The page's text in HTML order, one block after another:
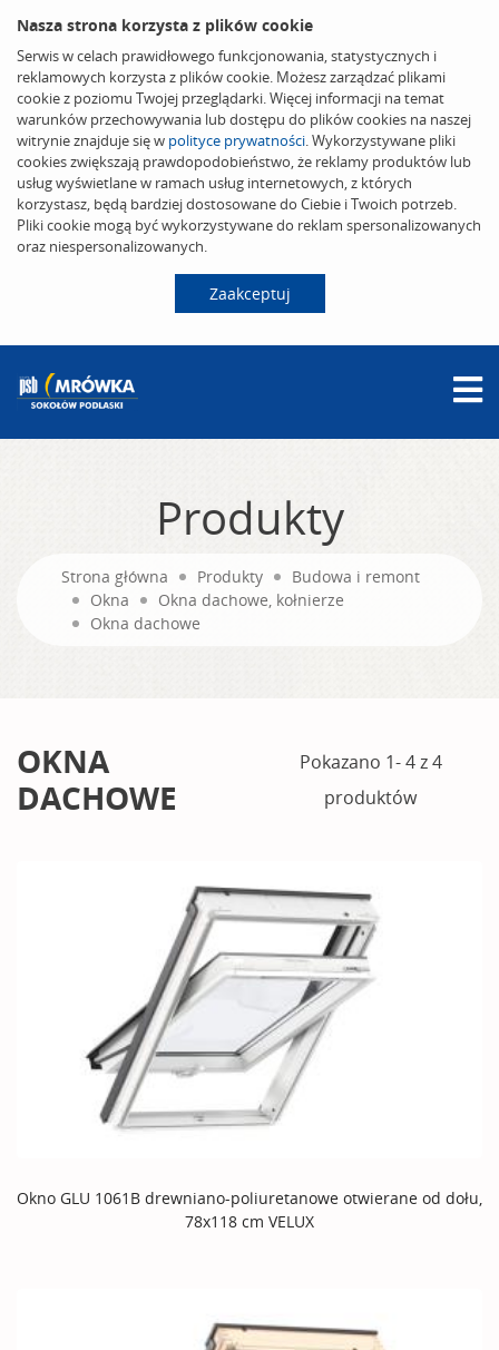
Nasza strona korzysta z plików cookie
Serwis w celach prawidłowego funkcjonowania, statystycznych i
reklamowych korzysta z plików cookie. Możesz zarządzać plikami
cookie z poziomu Twojej przeglądarki. Więcej informacji na temat
warunków przechowywania lub dostępu do plików cookies na naszej
witrynie znajduje się w polityce prywatności. Wykorzystywane pliki
cookies zwiększają prawdopodobieństwo, że reklamy produktów lub
usług wyświetlane w ramach usług internetowych, z których
korzystasz, będą bardziej dostosowane do Ciebie i Twoich potrzeb.
Pliki cookie mogą być wykorzystywane do reklam spersonalizowanych
oraz niespersonalizowanych.
Zaakceptuj
Produkty
Strona główna Produkty
Budowa i remont
Okna
Okna dachowe, kołnierze
Okna dachowe
OKNA
DACHOWE
Pokazano 1- 4 z 4
produktów
Okno GLU 1061B drewniano-poliuretanowe otwierane od dołu,
78x118 cm VELUX